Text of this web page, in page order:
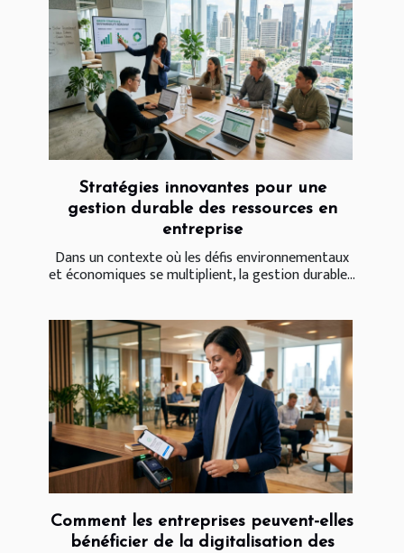
Stratégies innovantes pour une
gestion durable des ressources en
entreprise
Dans un contexte où les défis environnementaux
et économiques se multiplient, la gestion durable...
Comment les entreprises peuvent-elles
bénéficier de la digitalisation des